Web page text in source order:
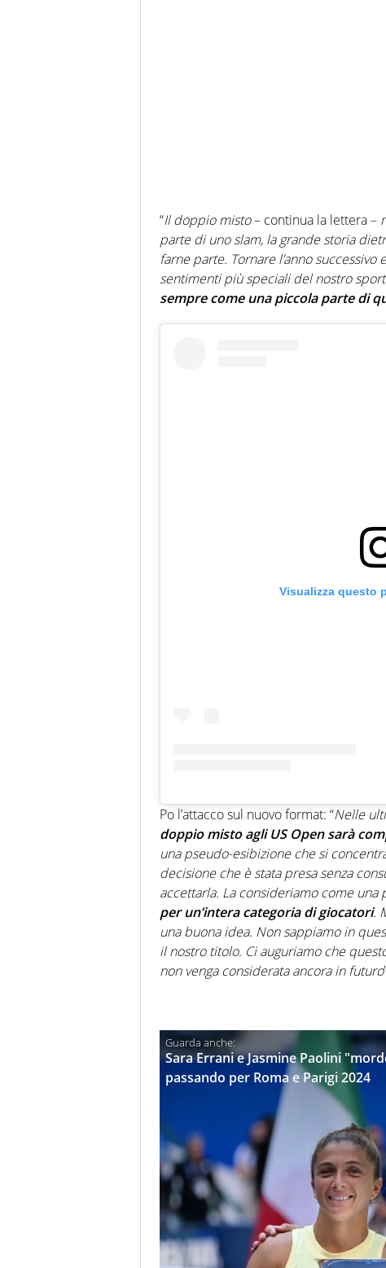
“Il doppio misto– continua la lettera –
parte di uno slam, la grande storia
farne parte. Tornare l’anno
sentimenti più speciali del nostro
sempre come una piccola parte di
Visualizza questo
Po l’attacco sul nuovo format: “Nelle
doppio misto agli US Open sarà
una pseudo-esibizione che si
decisione che è stata presa senza
accettarla. La consideriamo come una
per un’intera categoria di giocatori.
una buona idea. Non sappiamo in
il nostro titolo. Ci auguriamo che
non venga considerata ancora in futuro
Sara Errani e Jasmine Paolini
passando per Roma e Parigi 2024